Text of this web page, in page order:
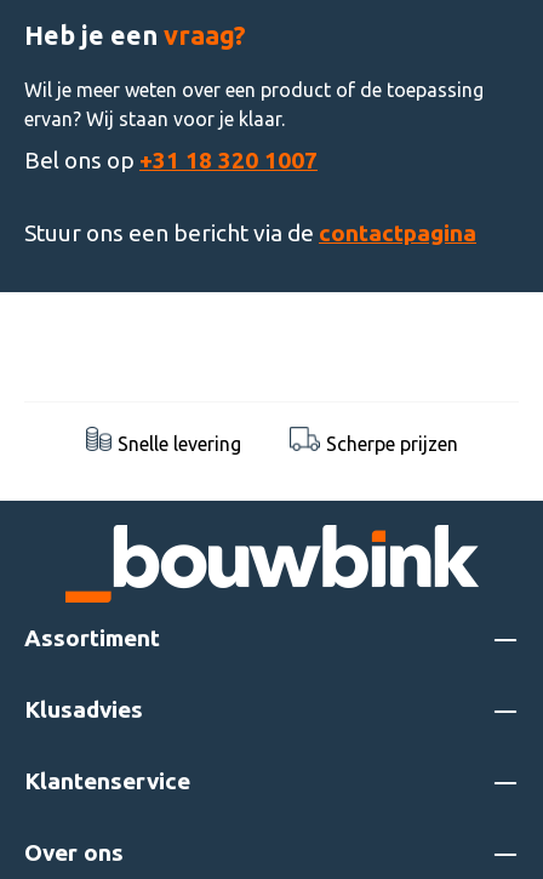
Heb je een vraag?
Wil je meer weten over een product of de toepassing
ervan? Wij staan voor je klaar.
Bel ons op +31 18 320 1007
Stuur ons een bericht via de contactpagina
Snelle levering Scherpe prijzen
Assortiment
Klusadvies
Klantenservice
Over ons